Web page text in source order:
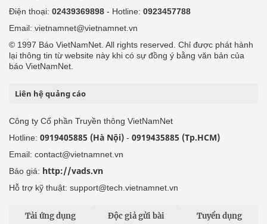
Điện thoại: 02439369898 - Hotline: 0923457788
Email: vietnamnet@vietnamnet.vn
© 1997 Báo VietNamNet. All rights reserved. Chỉ được phát hành
lại thông tin từ website này khi có sự đồng ý bằng văn bản của
báo VietNamNet.
Liên hệ quảng cáo
Công ty Cổ phần Truyền thông VietNamNet
Hotline: 0919405885 (Hà Nội) - 0919435885 (Tp.HCM)
Email: contact@vietnamnet.vn
Báo giá: http://vads.vn
Hỗ trợ kỹ thuật: support@tech.vietnamnet.vn
Tải ứng dụng Độc giả gửi bài Tuyển dụng